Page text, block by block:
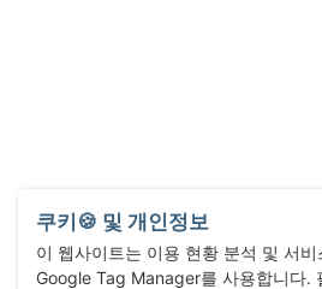
쿠키🍪 및 개인정보
이 웹사이트는 이용 현황 분석 및 서
Google Tag Manager를 사용합니다.